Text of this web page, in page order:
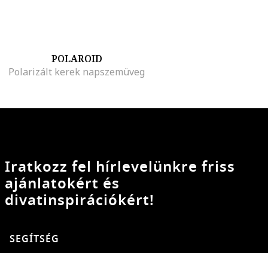
POLAROID
Polarizált kerek napszemüveg
Iratkozz fel hírlevelünkre friss
ajánlatokért és
divatinspirációkért!
SEGÍTSÉG